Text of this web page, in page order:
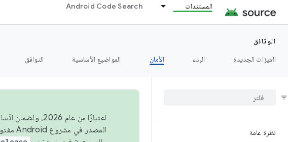
المستندات Android Code Search
الوثائق
الميزات الجديدة
البدء الأمان المواضيع الأساسية التوافق
نظرة عامة
اعتبارًا من عام